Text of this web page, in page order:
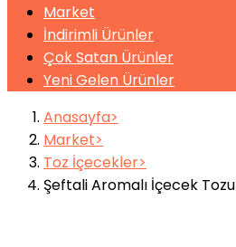
Market
İndirimli Ürünler
Çok Satan Ürünler
Yeni Gelen Ürünler
Anasayfa
Market
Toz İçecekler
Şeftali Aromalı İçecek Tozu